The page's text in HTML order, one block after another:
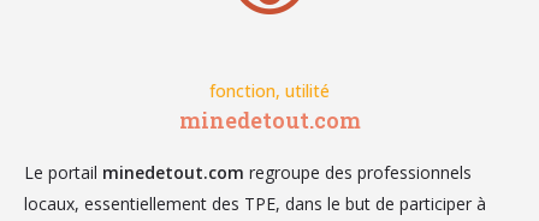
fonction, utilité
minedetout.com
Le portail minedetout.com regroupe des professionnels
locaux, essentiellement des TPE, dans le but de participer à